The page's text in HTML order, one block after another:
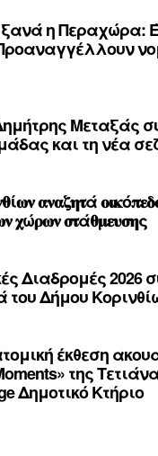
η Περαχώρα:
Μεταξάς
και τη νέα
𝛂𝛎𝛂𝛇𝛈𝛕ά
𝛘ώ𝛒𝛚𝛎 𝛔𝛕ά𝛉𝛍𝛆𝛖𝛔𝛈ς
Διαδρομές 2026
του Δήμου
έκθεση
της
Δημοτικό Κτήριο